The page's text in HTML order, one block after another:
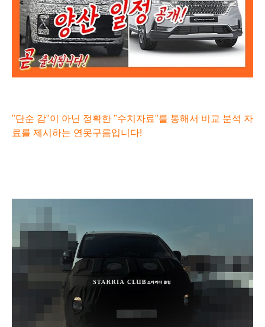
"단순 감"이 아닌 정확한 "수치자료"를 통해서 비교 분석 자
료를 제시하는 연못구름입니다!